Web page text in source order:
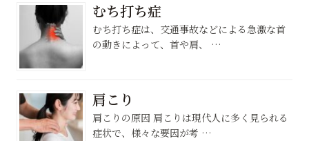
むち打ち症
むち打ち症は、交通事故などによる急激な首
の動きによって、首や肩、 …
肩こり
肩こりの原因 肩こりは現代人に多く見られる
症状で、様々な要因が考 …